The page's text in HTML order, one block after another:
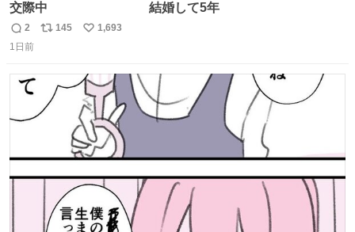
交際中 結婚して5年
返
信
2
リ
数
145
い
数
1,693
1日前